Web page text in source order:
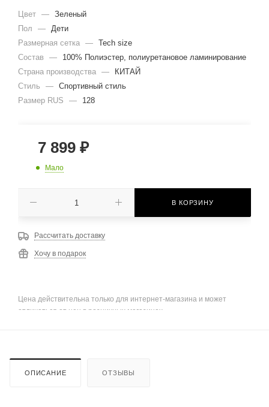
Цвет — Зеленый
Пол
— Дети
Размерная сетка — Tech size
Состав
—
100% Полиэстер, полиуретановое ламинирование
Страна производства —
КИТАЙ
Стиль
— Спортивный стиль
Размер RUS
— 128
7 899 ₽
Мало
В КОРЗИНУ
Рассчитать доставку
Хочу в подарок
Цена действительна только для интернет-магазина и может
отличаться от цен в розничных магазинах
ОПИСАНИЕ ОТЗЫВЫ